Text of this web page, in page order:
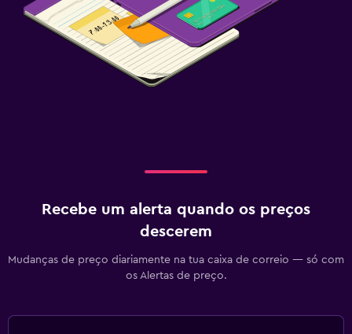
Recebe um alerta quando os preços
descerem
Mudanças de preço diariamente na tua caixa de correio — só com
os Alertas de preço.